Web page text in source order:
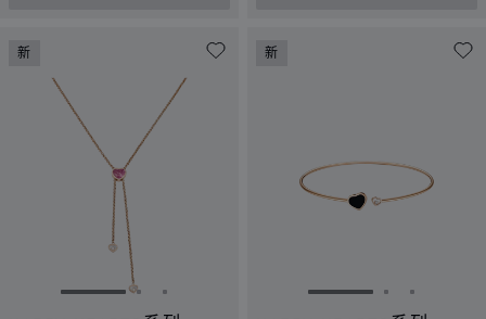
新
转到幻灯片 1转到幻灯片 2
转到幻灯片 3
新
转到幻灯片 1转到幻灯
转到幻